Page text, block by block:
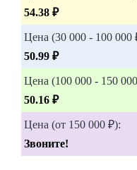
54.38 ₽
Цена (30 000 - 100 000
50.99 ₽
Цена (100 000 - 150
50.16 ₽
Цена (от 150 000 ₽):
Звоните!